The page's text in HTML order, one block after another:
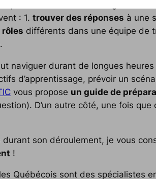
actionnelle : il s’agit de
: 1. trouver des réponses à une
rôles différents dans une équipe de
.
naviguer durant de longues
d’apprentissage, prévoir un
vous propose un guide de
D’un autre côté, une fois
son déroulement, je vous
!
Québécois sont des spécialistes